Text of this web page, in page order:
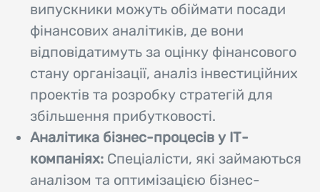
випускники можуть обіймати посади
фінансових аналітиків, де вони
відповідатимуть за оцінку фінансового
стану організації, аналіз інвестиційних
проектів та розробку стратегій для
збільшення прибутковості.
Аналітика бізнес-процесів у ІТ-
компаніях: Спеціалісти, які займаються
аналізом та оптимізацією бізнес-